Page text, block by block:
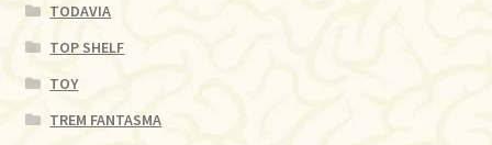
TODAVIA
TOP SHELF
TOY
TREM FANTASMA